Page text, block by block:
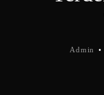
Admin